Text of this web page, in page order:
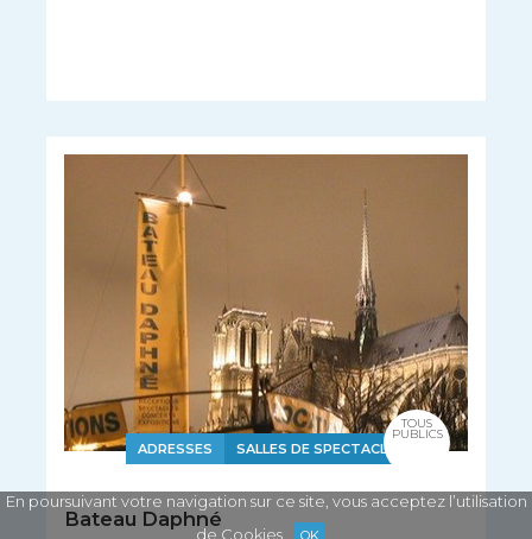
ADRESSES SALLES DE SPECTACLE
Bateau Daphné
TOUS
PUBLICS
En poursuivant votre navigation sur ce site, vous acceptez l’utilisation
de Cookies
OK